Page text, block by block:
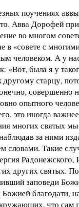
поучениях
Авва Дорофей
во многом
в «совете с
человеком. А у
«Вот, была я у
другому старцу,
совершенно
опытного
это иногда
многих святых
за ними
словами. Такие
Радонежского,
других святых.
заповеди
благодати,
что сам